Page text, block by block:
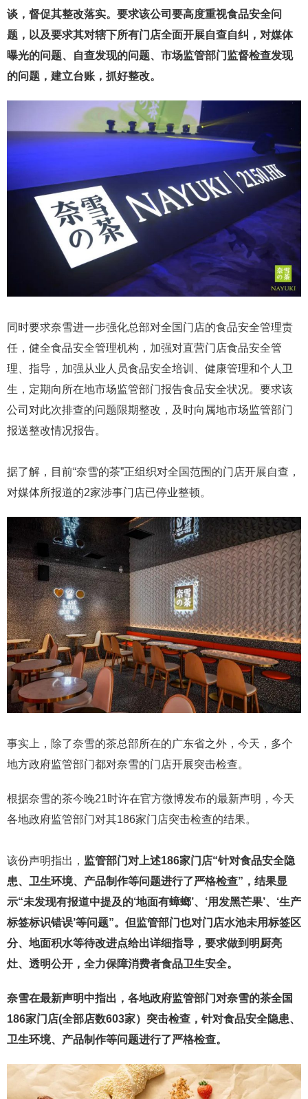
谈，督促其整改落实。要求该公司要高度重视食品安全问
题，以及要求其对辖下所有门店全面开展自查自纠，对媒体
曝光的问题、自查发现的问题、市场监管部门监督检查发现
的问题，建立台账，抓好整改。
同时要求奈雪进一步强化总部对全国门店的食品安全管理责
任，健全食品安全管理机构，加强对直营门店食品安全管
理、指导，加强从业人员食品安全培训、健康管理和个人卫
生，定期向所在地市场监管部门报告食品安全状况。要求该
公司对此次排查的问题限期整改，及时向属地市场监管部门
报送整改情况报告。
据了解，目前“奈雪的茶”正组织对全国范围的门店开展自查，
对媒体所报道的2家涉事门店已停业整顿。
事实上，除了奈雪的茶总部所在的广东省之外，今天，多个
地方政府监管部门都对奈雪的门店开展突击检查。
根据奈雪的茶今晚21时许在官方微博发布的最新声明，今天
各地政府监管部门对其186家门店突击检查的结果。
该份声明指出， 监管部门对上述186家门店“针对食品安全隐
患、卫生环境、产品制作等问题进行了严格检查”，结果显
示“未发现有报道中提及的‘地面有蟑螂’、‘用发黑芒果’、‘生产
标签标识错误’等问题”。但监管部门也对门店水池未用标签区
分、地面积水等待改进点给出详细指导，要求做到明厨亮
灶、透明公开，全力保障消费者食品卫生安全。
奈雪在最新声明中指出，各地政府监管部门对奈雪的茶全国
186家门店(全部店数603家）突击检查，针对食品安全隐患、
卫生环境、产品制作等问题进行了严格检查。